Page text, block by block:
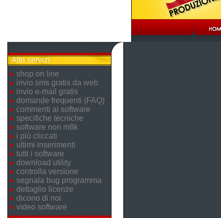
Altri servizi
shop on line
invio sms gratis da web
invio e-mail gratis
domande frequenti (FAQ)
commenti ai software
specifiche tecniche
software non m8k
i più cliccati
ultimi inserimenti
tutti i software
download utility
controlla versione
segnala bug programma
dettaglio licenze
dicono di noi
video software